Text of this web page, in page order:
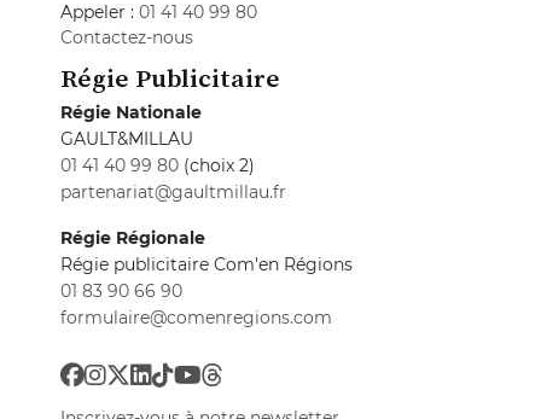
Appeler : 01 41 40 99 80
Contactez-nous
Régie Publicitaire
Régie Nationale
GAULT&MILLAU
01 41 40 99 80 (choix 2)
partenariat@gaultmillau.fr
Régie Régionale
Régie publicitaire Com'en Régions
01 83 90 66 90
formulaire@comenregions.com